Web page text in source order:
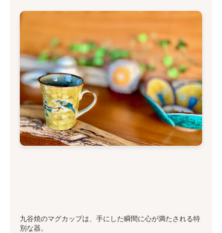
九谷焼のマグカップは、手にした瞬間に心が満たされる特
別な器。